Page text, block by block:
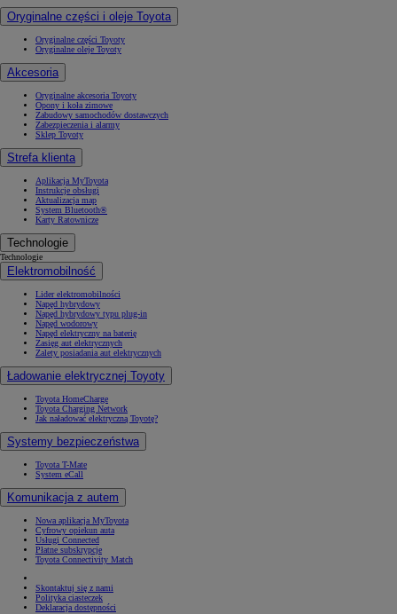
Oryginalne części i oleje Toyota
Oryginalne części Toyoty
Oryginalne oleje Toyoty
Akcesoria
Oryginalne akcesoria Toyoty
Opony i koła zimowe
Zabudowy samochodów dostawczych
Zabezpieczenia i alarmy
Sklep Toyoty
Strefa klienta
Aplikacja MyToyota
Instrukcje obsługi
Aktualizacja map
System Bluetooth®
Karty Ratownicze
Technologie
Technologie
Elektromobilność
Lider elektromobilności
Napęd hybrydowy
Napęd hybrydowy typu plug-in
Napęd wodorowy
Napęd elektryczny na baterię
Zasięg aut elektrycznych
Zalety posiadania aut elektrycznych
Ładowanie elektrycznej Toyoty
Toyota HomeCharge
Toyota Charging Network
Jak naładować elektryczną Toyotę?
Systemy bezpieczeństwa
Toyota T-Mate
System eCall
Komunikacja z autem
Nowa aplikacja MyToyota
Cyfrowy opiekun auta
Usługi Connected
Płatne subskrypcje
Toyota Connectivity Match
Skontaktuj się z nami
Polityka ciasteczek
Deklaracja dostępności